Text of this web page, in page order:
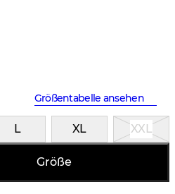
Größentabelle ansehen
L XL XXL
Größe